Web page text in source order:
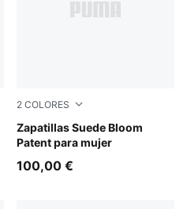
2 COLORES
Zapatillas Suede Bloom
Patent para mujer
PUMA Black-PUMA White
100,00 €